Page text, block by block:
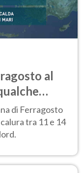
al
di Ferragosto
tra 11 e 14